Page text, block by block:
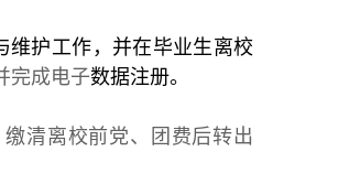
维护工作，并在毕业生离校
完成电子数据注册。
清离校前党、团费后转出